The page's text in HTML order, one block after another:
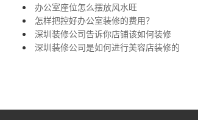
办公室座位怎么摆放风水旺
怎样把控好办公室装修的费用？
深圳装修公司告诉你店铺该如何装修
深圳装修公司是如何进行美容店装修的